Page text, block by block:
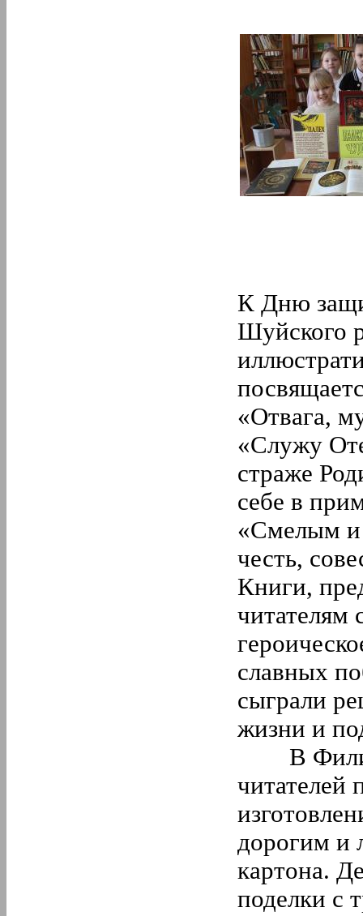
К Дню
Шуйского
«Отвага,
«Служу
страже
себе в
«Смелым и
честь,
Книги,
читателям
славных
сыграли
жизни и
В
читателей
дорогим и
картона.
поделки с